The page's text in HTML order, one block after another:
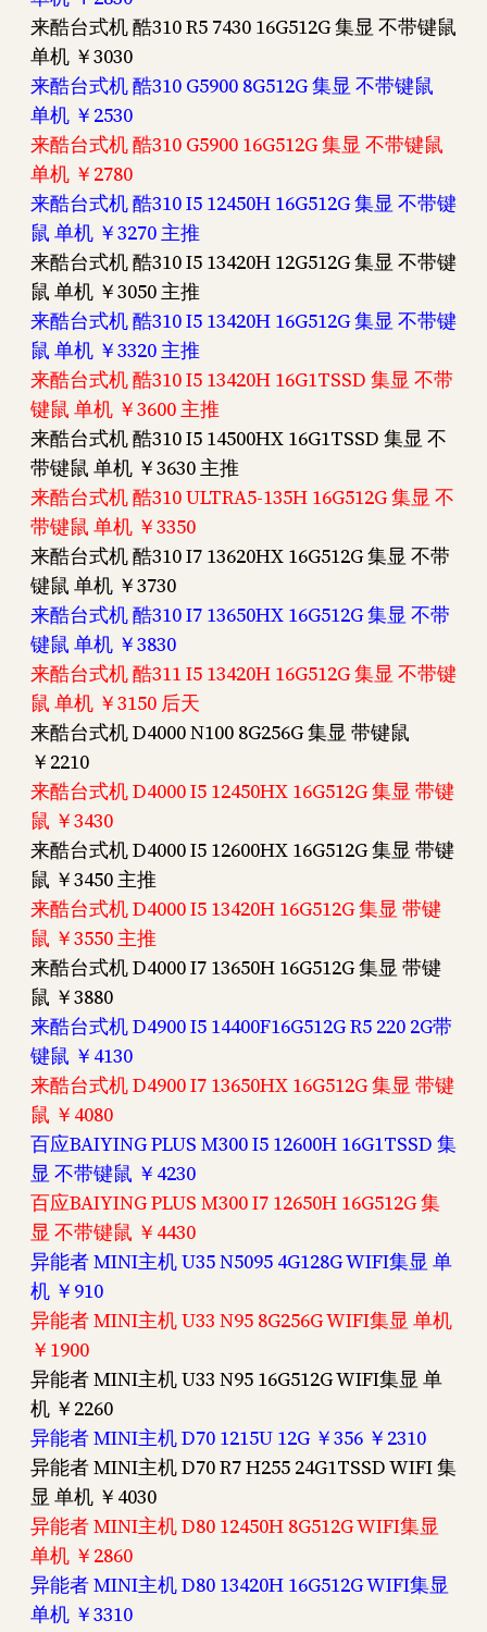
来酷台式机 酷310 R5 7430 16G512G 集显 不带键鼠
单机 ￥3030
来酷台式机 酷310 G5900 8G512G 集显 不带键鼠
单机 ￥2530
来酷台式机 酷310 G5900 16G512G 集显 不带键鼠
单机 ￥2780
来酷台式机 酷310 I5 12450H 16G512G 集显 不带键
鼠 单机 ￥3270 主推
来酷台式机 酷310 I5 13420H 12G512G 集显 不带键
鼠 单机 ￥3050 主推
来酷台式机 酷310 I5 13420H 16G512G 集显 不带键
鼠 单机 ￥3320 主推
来酷台式机 酷310 I5 13420H 16G1TSSD 集显 不带
键鼠 单机 ￥3600 主推
来酷台式机 酷310 I5 14500HX 16G1TSSD 集显 不
带键鼠 单机 ￥3630 主推
来酷台式机 酷310 ULTRA5-135H 16G512G 集显 不
带键鼠 单机 ￥3350
来酷台式机 酷310 I7 13620HX 16G512G 集显 不带
键鼠 单机 ￥3730
来酷台式机 酷310 I7 13650HX 16G512G 集显 不带
键鼠 单机 ￥3830
来酷台式机 酷311 I5 13420H 16G512G 集显 不带键
鼠 单机 ￥3150 后天
来酷台式机 D4000 N100 8G256G 集显 带键鼠
￥2210
来酷台式机 D4000 I5 12450HX 16G512G 集显 带键
鼠 ￥3430
来酷台式机 D4000 I5 12600HX 16G512G 集显 带键
鼠 ￥3450 主推
来酷台式机 D4000 I5 13420H 16G512G 集显 带键
鼠 ￥3550 主推
来酷台式机 D4000 I7 13650H 16G512G 集显 带键
鼠 ￥3880
来酷台式机 D4900 I5 14400F16G512G R5 220 2G带
键鼠 ￥4130
来酷台式机 D4900 I7 13650HX 16G512G 集显 带键
鼠 ￥4080
百应BAIYING PLUS M300 I5 12600H 16G1TSSD 集
显 不带键鼠 ￥4230
百应BAIYING PLUS M300 I7 12650H 16G512G 集
显 不带键鼠 ￥4430
异能者 MINI主机 U35 N5095 4G128G WIFI集显 单
机 ￥910
异能者 MINI主机 U33 N95 8G256G WIFI集显 单机
￥1900
异能者 MINI主机 U33 N95 16G512G WIFI集显 单
机 ￥2260
异能者 MINI主机 D70 1215U 12G ￥356 ￥2310
异能者 MINI主机 D70 R7 H255 24G1TSSD WIFI 集
显 单机 ￥4030
异能者 MINI主机 D80 12450H 8G512G WIFI集显
单机 ￥2860
异能者 MINI主机 D80 13420H 16G512G WIFI集显
单机 ￥3310